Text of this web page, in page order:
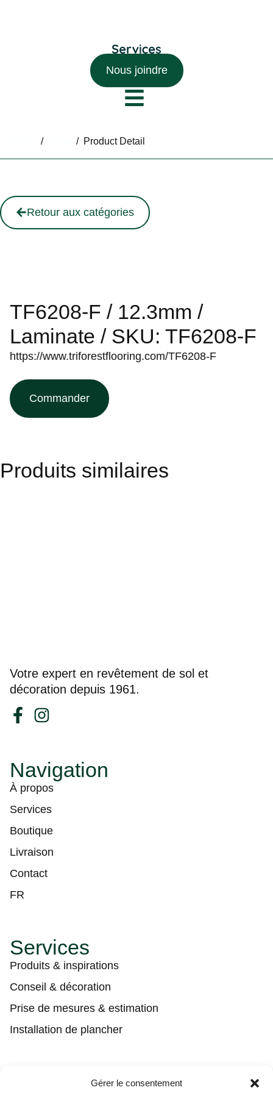
Gérer le consentement
Nous joindre
/ / Product Detail
Retour aux catégories
TF6208-F / 12.3mm /
Laminate / SKU: TF6208-F
https://www.triforestflooring.com/TF6208-F
Commander
Produits similaires
Votre expert en revêtement de sol et
décoration depuis 1961.
Navigation
À propos
Services
Boutique
Livraison
Contact
FR
Services
Produits & inspirations
Conseil & décoration
Prise de mesures & estimation
Installation de plancher